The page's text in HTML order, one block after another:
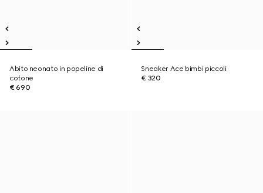
Abito neonato in popeline di
cotone
€ 690
Sneaker Ace bimbi piccoli
€ 320